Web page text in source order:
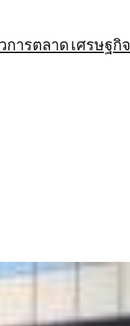
การตลาด เศรษฐกิจ